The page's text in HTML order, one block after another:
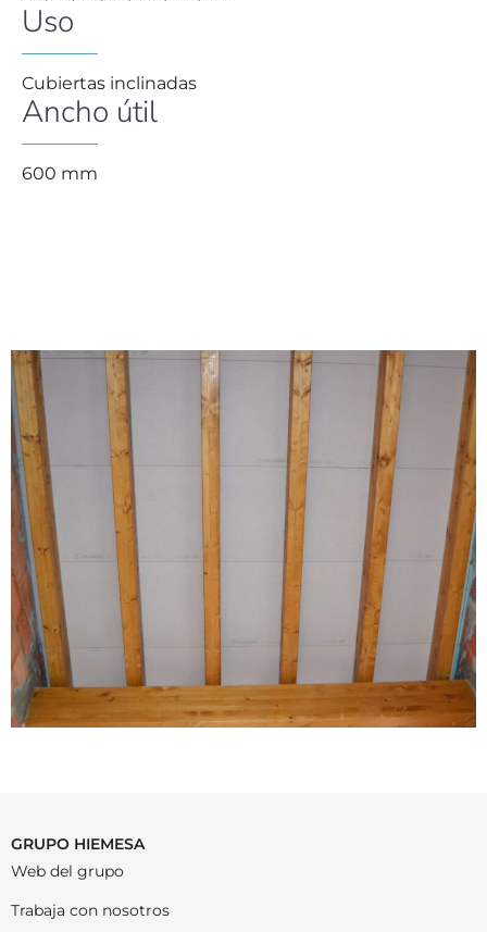
Uso
Cubiertas inclinadas
Ancho útil
600 mm
GRUPO HIEMESA
Web del grupo
Trabaja con nosotros